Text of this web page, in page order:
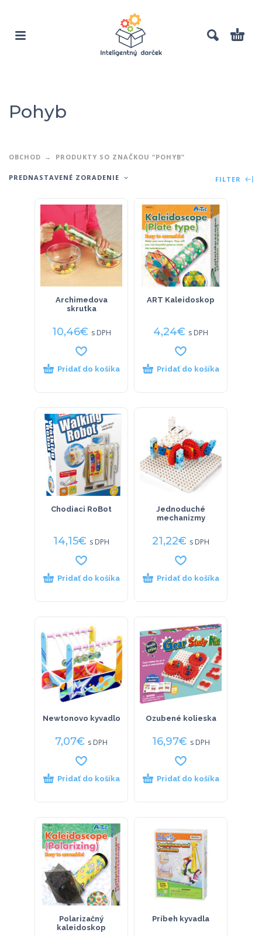
Pohyb
OBCHOD PRODUKTY SO ZNAČKOU “POHYB”
PREDNASTAVENÉ ZORADENIE FILTER
Archimedova
skrutka
10,46€ s DPH
Pridať do košíka
ART Kaleidoskop
4,24€ s DPH
Pridať do košíka
Chodiaci RoBot
14,15€ s DPH
Pridať do košíka
Jednoduché
mechanizmy
21,22€ s DPH
Pridať do košíka
Newtonovo kyvadlo
7,07€ s DPH
Pridať do košíka
Ozubené kolieska
16,97€ s DPH
Pridať do košíka
Polarizačný
kaleidoskop
Príbeh kyvadla